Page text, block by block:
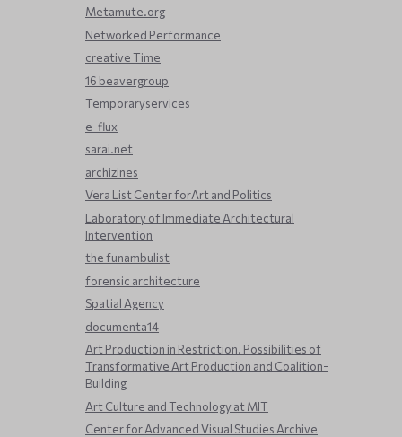
Metamute.org
Networked Performance
creative Time
16 beavergroup
Temporaryservices
e-flux
sarai.net
archizines
Vera List Center forArt and Politics
Laboratory of Immediate Architectural
Intervention
the funambulist
forensic architecture
Spatial Agency
documenta14
Art Production in Restriction. Possibilities of
Transformative Art Production and Coalition-
Building
Art Culture and Technology at MIT
Center for Advanced Visual Studies Archive